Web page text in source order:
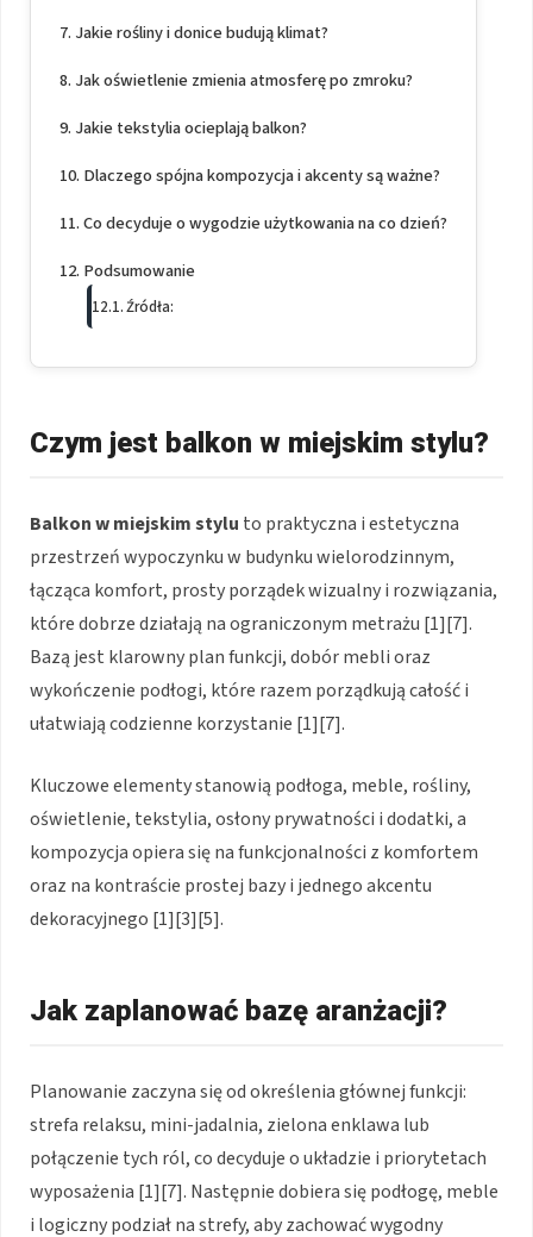
Jakie rośliny i donice budują klimat?
Jak oświetlenie zmienia atmosferę po zmroku?
Jakie tekstylia ocieplają balkon?
Dlaczego spójna kompozycja i akcenty są ważne?
Co decyduje o wygodzie użytkowania na co dzień?
Podsumowanie
Źródła:
Czym jest balkon w miejskim stylu?
Balkon w miejskim stylu to praktyczna i estetyczna
przestrzeń wypoczynku w budynku wielorodzinnym,
łącząca komfort, prosty porządek wizualny i rozwiązania,
które dobrze działają na ograniczonym metrażu [1][7].
Bazą jest klarowny plan funkcji, dobór mebli oraz
wykończenie podłogi, które razem porządkują całość i
ułatwiają codzienne korzystanie [1][7].
Kluczowe elementy stanowią podłoga, meble, rośliny,
oświetlenie, tekstylia, osłony prywatności i dodatki, a
kompozycja opiera się na funkcjonalności z komfortem
oraz na kontraście prostej bazy i jednego akcentu
dekoracyjnego [1][3][5].
Jak zaplanować bazę aranżacji?
Planowanie zaczyna się od określenia głównej funkcji:
strefa relaksu, mini-jadalnia, zielona enklawa lub
połączenie tych ról, co decyduje o układzie i priorytetach
wyposażenia [1][7]. Następnie dobiera się podłogę, meble
i logiczny podział na strefy, aby zachować wygodny